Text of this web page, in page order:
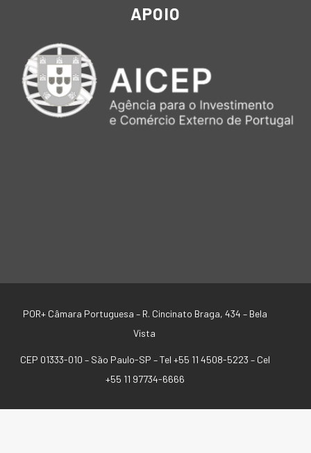
APOIO
POR+ Câmara Portuguesa – R. Cincinato Braga, 434 – Bela
Vista
CEP 01333-010 – São Paulo-SP –Tel +55 11 4508-5223 – Cel
+55 11 97734-6666